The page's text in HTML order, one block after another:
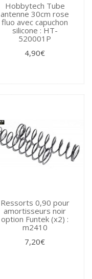
Hobbytech Tube
antenne 30cm rose
fluo avec capuchon
silicone : HT-
520001P
4,90€
Ressorts 0,90 pour
amortisseurs noir
option Funtek (x2) :
m2410
7,20€